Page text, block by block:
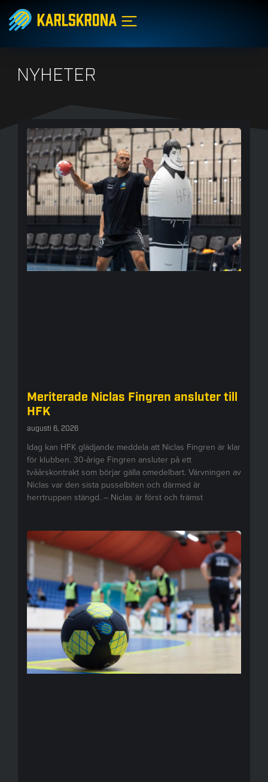
NYHETER
Meriterade Niclas Fingren ansluter till
HFK
augusti 6, 2026
Idag kan HFK glädjande meddela att Niclas Fingren är klar
för klubben. 30-årige Fingren ansluter på ett
tvåårskontrakt som börjar gälla omedelbart. Värvningen av
Niclas var den sista pusselbiten och därmed är
herrtruppen stängd. – Niclas är först och främst